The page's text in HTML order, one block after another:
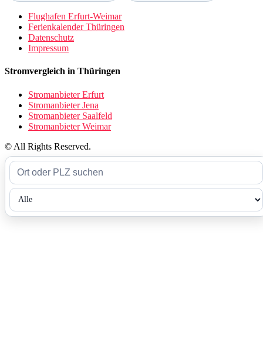
Flughafen Erfurt-Weimar
Ferienkalender Thüringen
Datenschutz
Impressum
Stromvergleich in Thüringen
Stromanbieter Erfurt
Stromanbieter Jena
Stromanbieter Saalfeld
Stromanbieter Weimar
© All Rights Reserved.